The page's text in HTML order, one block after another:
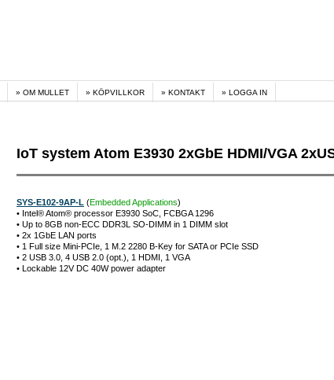
OM MULLET KÖPVILLKOR KONTAKT LOGGA IN
IoT system Atom E3930 2xGbE HDMI/VGA
SYS-E102-9AP-L (Embedded Applications)
• Intel® Atom® processor E3930 SoC, FCBGA 1296
• Up to 8GB non-ECC DDR3L SO-DIMM in 1 DIMM slot
• 2x 1GbE LAN ports
• 1 Full size Mini-PCIe, 1 M.2 2280 B-Key for SATA or PCIe SSD
• 2 USB 3.0, 4 USB 2.0 (opt.), 1 HDMI, 1 VGA
• Lockable 12V DC 40W power adapter